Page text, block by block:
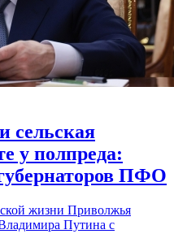
сельская
у полпреда:
ПФО
жизни Приволжья
Путина с